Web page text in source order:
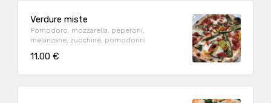
Verdure miste
Pomodoro, mozzarella, peperoni,
melanzane, zucchine, pomodorini
11.00 €